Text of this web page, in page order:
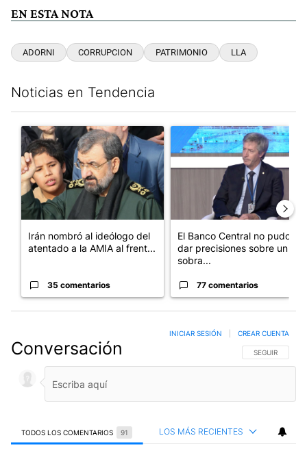
EN ESTA NOTA
ADORNI CORRUPCION PATRIMONIO LLA
Noticias en Tendencia
Un artículo de tendencia con el título "Irán nombró al ideólogo
Irán nombró al ideólogo del
atentado a la AMIA al frent...
35 comentarios
Un artículo de tendencia
El Banco Central no pudo
dar precisiones sobre un
sobra...
77 comentarios
Conversación SIGA ESTA
SEGUIR
INICIAR SESIÓN CREAR CUENTA
TODOS LOS COMENTARIOS 91 LOS MÁS RECIENTES